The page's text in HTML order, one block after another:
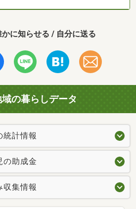
かに知らせる / 自分に送る
の暮らしデータ
統計情報
の助成金
収集情報